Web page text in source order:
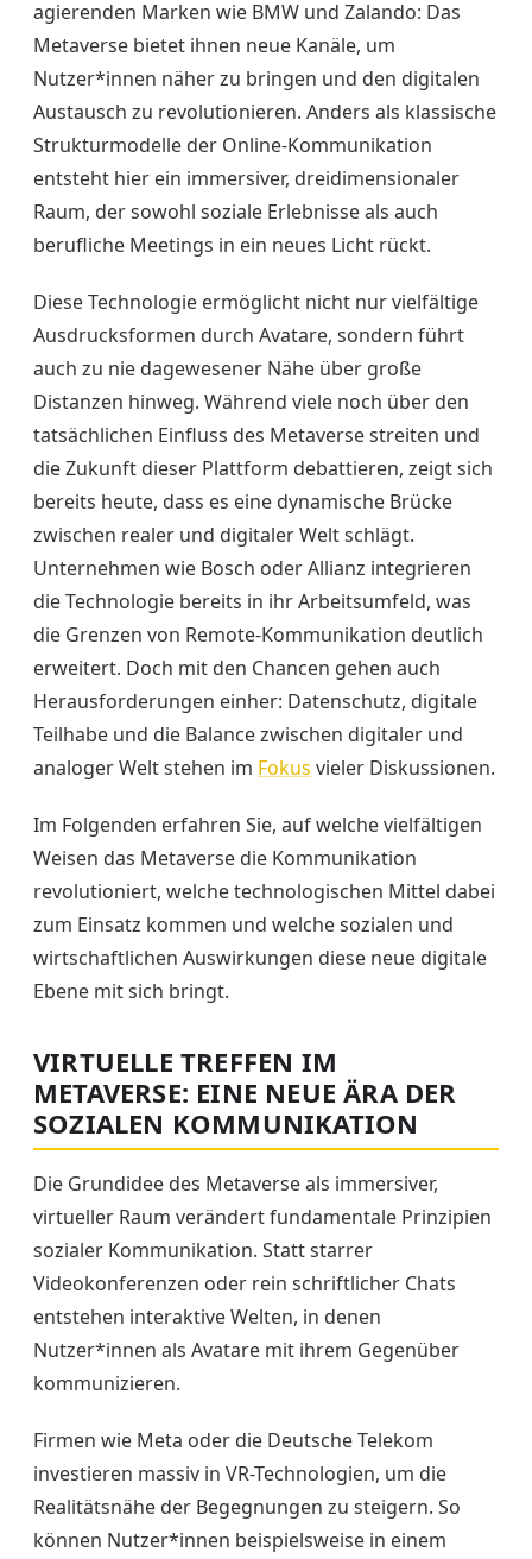
agierenden Marken wie BMW und Zalando: Das
Metaverse bietet ihnen neue Kanäle, um
Nutzer*innen näher zu bringen und den digitalen
Austausch zu revolutionieren. Anders als klassische
Strukturmodelle der Online-Kommunikation
entsteht hier ein immersiver, dreidimensionaler
Raum, der sowohl soziale Erlebnisse als auch
berufliche Meetings in ein neues Licht rückt.
Diese Technologie ermöglicht nicht nur vielfältige
Ausdrucksformen durch Avatare, sondern führt
auch zu nie dagewesener Nähe über große
Distanzen hinweg. Während viele noch über den
tatsächlichen Einfluss des Metaverse streiten und
die Zukunft dieser Plattform debattieren, zeigt sich
bereits heute, dass es eine dynamische Brücke
zwischen realer und digitaler Welt schlägt.
Unternehmen wie Bosch oder Allianz integrieren
die Technologie bereits in ihr Arbeitsumfeld, was
die Grenzen von Remote-Kommunikation deutlich
erweitert. Doch mit den Chancen gehen auch
Herausforderungen einher: Datenschutz, digitale
Teilhabe und die Balance zwischen digitaler und
analoger Welt stehen im Fokus vieler Diskussionen.
Im Folgenden erfahren Sie, auf welche vielfältigen
Weisen das Metaverse die Kommunikation
revolutioniert, welche technologischen Mittel dabei
zum Einsatz kommen und welche sozialen und
wirtschaftlichen Auswirkungen diese neue digitale
Ebene mit sich bringt.
VIRTUELLE TREFFEN IM
METAVERSE: EINE NEUE ÄRA DER
SOZIALEN KOMMUNIKATION
Die Grundidee des Metaverse als immersiver,
virtueller Raum verändert fundamentale Prinzipien
sozialer Kommunikation. Statt starrer
Videokonferenzen oder rein schriftlicher Chats
entstehen interaktive Welten, in denen
Nutzer*innen als Avatare mit ihrem Gegenüber
kommunizieren.
Firmen wie Meta oder die Deutsche Telekom
investieren massiv in VR-Technologien, um die
Realitätsnähe der Begegnungen zu steigern. So
können Nutzer*innen beispielsweise in einem